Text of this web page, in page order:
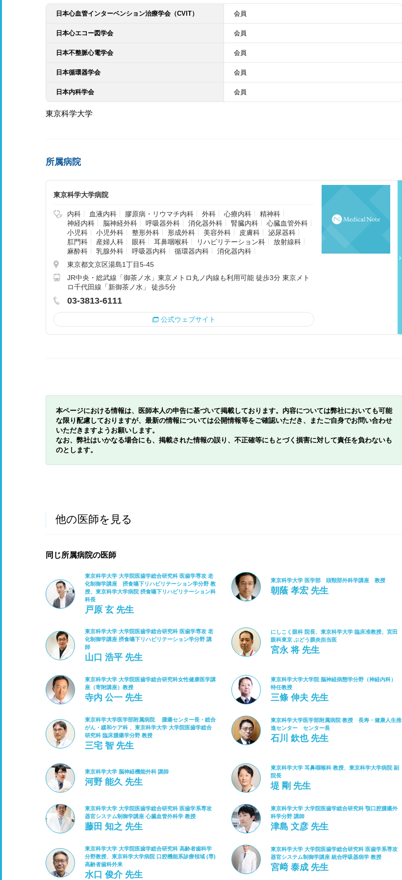
日本心血管インターベンション治療学会（CVIT） 会員
日本心エコー図学会 会員
日本不整脈心電学会 会員
日本循環器学会 会員
日本内科学会 会員
東京科学大学
所属病院
東京科学大学病院
内科 血液内科 膠原病・リウマチ内科 外科 心療内科
精神科
神経内科
脳神経外科 呼吸器外科 消化器外科 腎臓内科
心臓血管外科
小児科
小児外科 整形外科 形成外科 美容外科 皮膚科
泌尿器科
肛門科
産婦人科 眼科 耳鼻咽喉科 リハビリテーション科
放射線科
麻酔科
乳腺外科 呼吸器内科 循環器内科
消化器内科
東京都文京区湯島1丁目5-45
JR中央・総武線「御茶ノ水」東京メトロ丸ノ内線も利用可能 徒歩3分 東京メト
ロ千代田線「新御茶ノ水」 徒歩5分
03-3813-6111
公式ウェブサイト
本ページにおける情報は、医師本人の申告に基づいて掲載しております。内容については弊社においても可能
な限り配慮しておりますが、最新の情報については公開情報等をご確認いただき、またご自身でお問い合わせ
いただきますようお願いします。
なお、弊社はいかなる場合にも、掲載された情報の誤り、不正確等にもとづく損害に対して責任を負わないも
のとします。
他の医師を見る
同じ所属病院の医師
東京科学大学 大学院医歯学総合研究科 医歯学専攻 老
化制御学講座 摂食嚥下リハビリテーション学分野 教
授、東京科学大学病院 摂食嚥下リハビリテーション科
科長
戸原 玄 先生
東京科学大学 医学部 頭頸部外科学講座 教授
朝蔭 孝宏 先生
東京科学大学 大学院医歯学総合研究科 医歯学専攻 老
化制御学講座 摂食嚥下リハビリテーション学分野 講
師
山口 浩平 先生
にしこく眼科 院長、東京科学大学 臨床准教授、宮田
眼科東京 ぶどう膜炎担当医
宮永 将 先生
東京科学大学 大学院医歯学総合研究科女性健康医学講
座（寄附講座）教授
寺内 公一 先生
東京科学大学大学院 脳神経病態学分野（神経内科）
特任教授
三條 伸夫 先生
東京科学大学医学部附属病院 腫瘍センター長・総合
がん・緩和ケア科 、東京科学大学 大学院医歯学総合
研究科 臨床腫瘍学分野 教授
三宅 智 先生
東京科学大学医学部附属病院 教授 長寿・健康人生推
進センター センター長
石川 欽也 先生
東京科学大学 脳神経機能外科 講師
河野 能久 先生
東京科学大学 耳鼻咽喉科 教授、東京科学大学病院 副
院長
堤 剛 先生
東京科学大学 大学院医歯学総合研究科 医歯学系専攻
器官システム制御学講座 心臓血管外科学 教授
藤田 知之 先生
東京科学大学 大学院医歯学総合研究科 顎口腔腫瘍外
科学分野 講師
津島 文彦 先生
東京科学大学 大学院医歯学総合研究科 高齢者歯科学
分野教授、東京科学大学病院 口腔機能系診療領域 (専)
高齢者歯科外来
水口 俊介 先生
東京科学大学 大学院医歯学総合研究科 医歯学系専攻
器官システム制御学講座 統合呼吸器病学 教授
宮﨑 泰成 先生